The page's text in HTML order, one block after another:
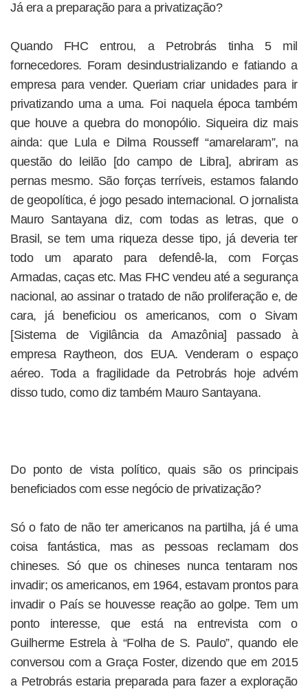
Já era a preparação para a privatização?
Quando FHC entrou, a Petrobrás tinha 5 mil
fornecedores. Foram desindustrializando e fatiando a
empresa para vender. Queriam criar unidades para ir
privatizando uma a uma. Foi naquela época também
que houve a quebra do monopólio. Siqueira diz mais
ainda: que Lula e Dilma Rousseff “amarelaram”, na
questão do leilão [do campo de Libra], abriram as
pernas mesmo. São forças terríveis, estamos falando
de geopolítica, é jogo pesado internacional. O jornalista
Mauro Santayana diz, com todas as letras, que o
Brasil, se tem uma riqueza desse tipo, já deveria ter
todo um aparato para defendê-la, com Forças
Armadas, caças etc. Mas FHC vendeu até a segurança
nacional, ao assinar o tratado de não proliferação e, de
cara, já beneficiou os americanos, com o Sivam
[Sistema de Vigilância da Amazônia] passado à
empresa Raytheon, dos EUA. Venderam o espaço
aéreo. Toda a fragilidade da Petrobrás hoje advém
disso tudo, como diz também Mauro Santayana.
Do ponto de vista político, quais são os principais
beneficiados com esse negócio de privatização?
Só o fato de não ter americanos na partilha, já é uma
coisa fantástica, mas as pessoas reclamam dos
chineses. Só que os chineses nunca tentaram nos
invadir; os americanos, em 1964, estavam prontos para
invadir o País se houvesse reação ao golpe. Tem um
ponto interesse, que está na entrevista com o
Guilherme Estrela à “Folha de S. Paulo”, quando ele
conversou com a Graça Foster, dizendo que em 2015
a Petrobrás estaria preparada para fazer a exploração